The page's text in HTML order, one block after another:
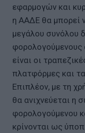
εφαρμογών και
η ΑΑΔΕ θα μπορεί
μεγάλου συνόλου
είναι οι
πλατφόρμες και
Επιπλέον, με τη
θα ανιχνεύεται η
φορολογούμενου
κρίνονται ως